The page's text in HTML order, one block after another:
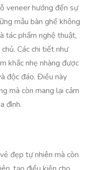
veneer hướng đến sự
mẫu bàn ghế không
tác phẩm nghệ thuật,
Các chi tiết như
khắc nhẹ nhàng được
độc đáo. Điều này
mà còn mang lại cảm
đình.
đẹp tự nhiên mà còn